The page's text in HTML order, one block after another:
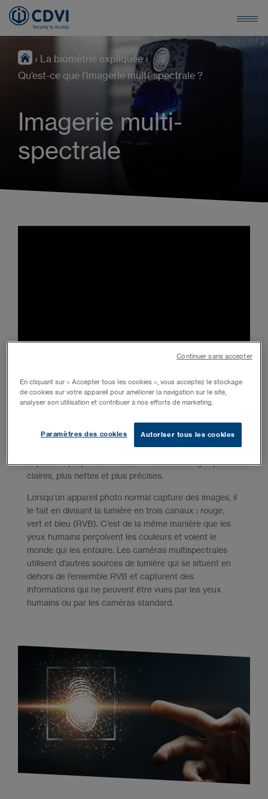
› La biométrie expliquée›
Qu’est-ce que l’imagerie multi-spectrale ?
Imagerie multi-
spectrale
Qu'est-ce que la MSI ?
avancée de capture d’images qui garantit un très haut
niveau de détail. L’imagerie multi-spectrale pénètre plus
profondément dans la surface cutanée que les
capteurs optiques standard, et crée des images plus
claires, plus nettes et plus précises.
Lorsqu’un appareil photo normal capture des images, il
le fait en divisant la lumière en trois canaux : rouge,
vert et bleu (RVB). C’est de la même manière que les
yeux humains perçoivent les couleurs et voient le
monde qui les entoure. Les caméras multispectrales
utilisent d’autres sources de lumière qui se situent en
dehors de l’ensemble RVB et capturent des
informations qui ne peuvent être vues par les yeux
humains ou par les caméras standard.
En cliquant sur « Accepter tous les cookies », vous acceptez le stockage
de cookies sur votre appareil pour améliorer la navigation sur le site,
analyser son utilisation et contribuer à nos efforts de marketing.
Autoriser tous les cookies
Paramètres des cookies
Continuer sans accepter